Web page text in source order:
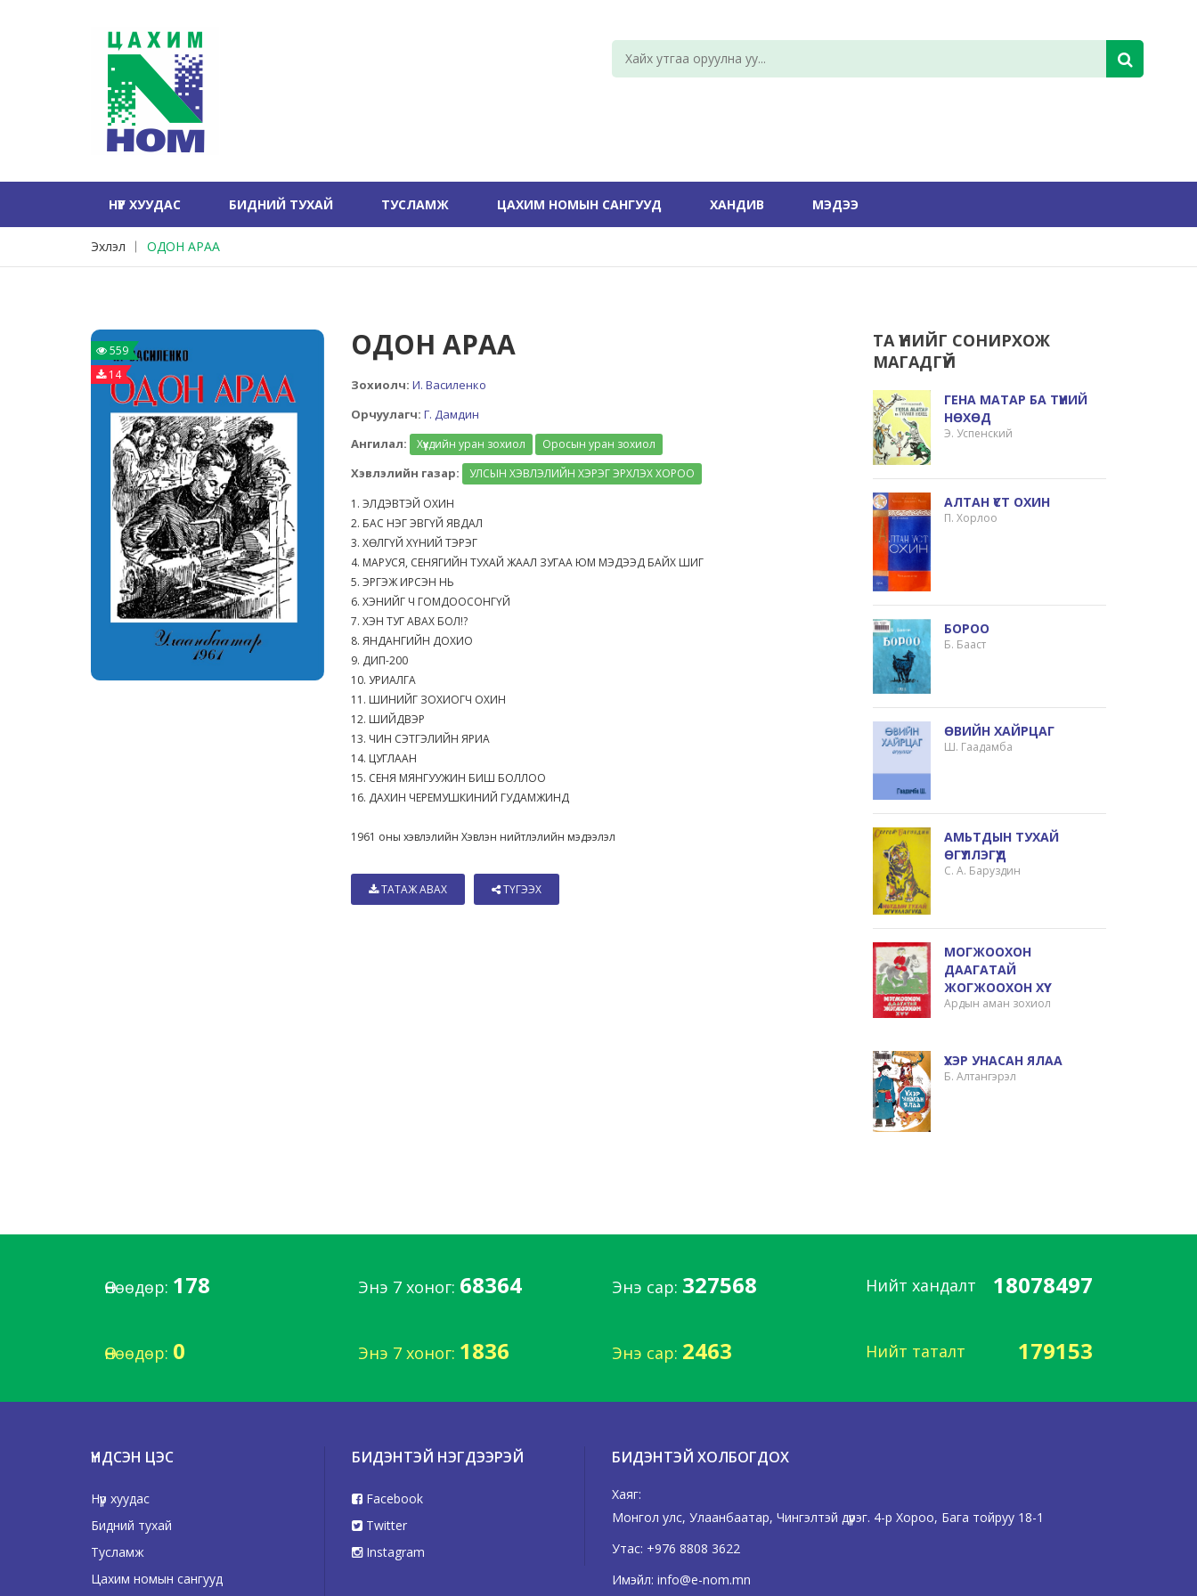
НҮҮР ХУУДАС БИДНИЙ ТУХАЙ ТУСЛАМЖ ЦАХИМ НОМЫН САНГУУД ХАНДИВ МЭДЭЭ
Эхлэл ОДОН АРАА
559
14
ОДОН АРАА
Зохиолч: И. Василенко
Орчуулагч: Г. Дамдин
Ангилал:
Хүүхдийн уран зохиол Оросын уран зохиол
Хэвлэлийн газар:
УЛСЫН ХЭВЛЭЛИЙН ХЭРЭГ ЭРХЛЭХ ХОРОО
1. ЭЛДЭВТЭЙ ОХИН
2. БАС НЭГ ЭВГҮЙ ЯВДАЛ
3. ХӨЛГҮЙ ХҮНИЙ ТЭРЭГ
4. МАРУСЯ, СЕНЯГИЙН ТУХАЙ ЖААЛ ЗУГАА ЮМ МЭДЭЭД БАЙХ ШИГ
5. ЭРГЭЖ ИРСЭН НЬ
6. ХЭНИЙГ Ч ГОМДООСОНГҮЙ
7. ХЭН ТУГ АВАХ БОЛ!?
8. ЯНДАНГИЙН ДОХИО
9. ДИП-200
10. УРИАЛГА
11. ШИНИЙГ ЗОХИОГЧ ОХИН
12. ШИЙДВЭР
13. ЧИН СЭТГЭЛИЙН ЯРИА
14. ЦУГЛААН
15. СЕНЯ МЯНГУУЖИН БИШ БОЛЛОО
16. ДАХИН ЧЕРЕМУШКИНИЙ ГУДАМЖИНД
1961 оны хэвлэлийн Хэвлэн нийтлэлийн мэдээлэл
ТАТАЖ АВАХ ТҮГЭЭХ
ТА ҮҮНИЙГ СОНИРХОЖ
МАГАДГҮЙ
ГЕНА МАТАР БА ТҮҮНИЙ
НӨХӨД
Э. Успенский
АЛТАН ҮСТ ОХИН
П. Хорлоо
БОРОО
Б. Бааст
ӨВИЙН ХАЙРЦАГ
Ш. Гаадамба
АМЬТДЫН ТУХАЙ
ӨГҮҮЛЛЭГҮҮД
С. А. Баруздин
МОГЖООХОН
ДААГАТАЙ
ЖОГЖООХОН ХҮҮ
Ардын аман зохиол
ҮХЭР УНАСАН ЯЛАА
Б. Алтангэрэл
Өнөөдөр: 178 Энэ 7 хоног: 68364 Энэ сар: 327568 Нийт хандалт 18078497
Өнөөдөр: 0 Энэ 7 хоног: 1836 Энэ сар: 2463 Нийт таталт 179153
ҮНДСЭН ЦЭС
Нүүр хуудас
Бидний тухай
Тусламж
Цахим номын сангууд
БИДЭНТЭЙ НЭГДЭЭРЭЙ
Facebook
Twitter
Instagram
БИДЭНТЭЙ ХОЛБОГДОХ
Хаяг:
Монгол улс, Улаанбаатар, Чингэлтэй дүүрэг. 4-р Хороо, Бага тойруу 18-1
Утас: +976 8808 3622
Имэйл: info@e-nom.mn